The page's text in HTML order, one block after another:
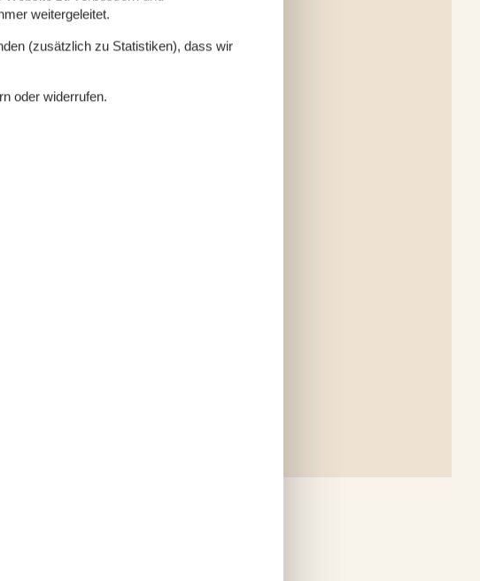
weitergeleitet.
(zusätzlich zu Statistiken), dass wir
oder widerrufen.